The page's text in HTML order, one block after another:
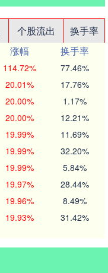
个股流出
换手率
涨幅
换手率
114.72% 77.46%
20.01% 17.76%
20.00% 1.17%
20.00% 12.21%
19.99% 11.69%
19.99% 32.20%
19.99% 5.84%
19.97% 28.44%
19.96% 8.49%
19.93% 31.42%